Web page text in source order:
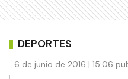
DEPORTES
6 de junio de 2016 | 15:06